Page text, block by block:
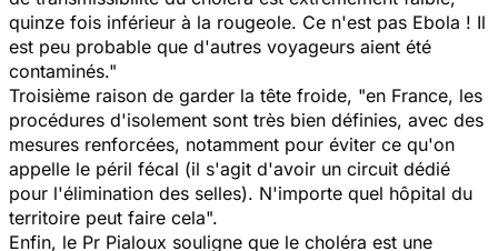
quinze fois inférieur à la rougeole. Ce n'est pas Ebola ! Il
est peu probable que d'autres voyageurs aient été
contaminés."
Troisième raison de garder la tête froide, "en France, les
procédures d'isolement sont très bien définies, avec des
mesures renforcées, notamment pour éviter ce qu'on
appelle le péril fécal (il s'agit d'avoir un circuit dédié
pour l'élimination des selles). N'importe quel hôpital du
territoire peut faire cela".
Enfin, le Pr Pialoux souligne que le choléra est une